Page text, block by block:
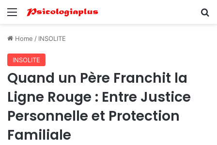
Menu
Home / INSOLITE
INSOLITE
Quand un Père Franchit la
Ligne Rouge : Entre Justice
Personnelle et Protection
Familiale